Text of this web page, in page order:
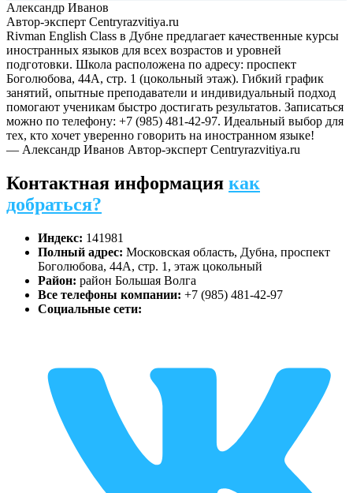
Александр Иванов
Автор-эксперт Centryrazvitiya.ru
Rivman English Class в Дубне предлагает качественные курсы
иностранных языков для всех возрастов и уровней
подготовки. Школа расположена по адресу: проспект
Боголюбова, 44А, стр. 1 (цокольный этаж). Гибкий график
занятий, опытные преподаватели и индивидуальный подход
помогают ученикам быстро достигать результатов. Записаться
можно по телефону: +7 (985) 481-42-97. Идеальный выбор для
тех, кто хочет уверенно говорить на иностранном языке!
— Александр Иванов Автор-эксперт Centryrazvitiya.ru
Контактная информация как
добраться?
Индекс: 141981
Полный адрес: Московская область, Дубна, проспект
Боголюбова, 44А, стр. 1, этаж цокольный
Район: район Большая Волга
Все телефоны компании: +7 (985) 481-42-97
Социальные сети: